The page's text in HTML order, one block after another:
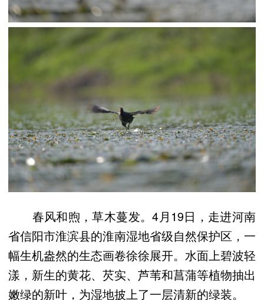
春风和煦，草木蔓发。4月19日，走进河南
省信阳市淮滨县的淮南湿地省级自然保护区，一
幅生机盎然的生态画卷徐徐展开。水面上碧波轻
漾，新生的黄花、芡实、芦苇和菖蒲等植物抽出
嫩绿的新叶，为湿地披上了一层清新的绿装。